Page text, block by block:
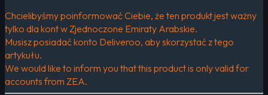
Chcielibyśmy poinformować Ciebie, że ten produkt jest ważny
tylko dla kont w Zjednoczone Emiraty Arabskie.
Musisz posiadać konto Deliveroo, aby skorzystać z tego
artykułu.
We would like to inform you that this product is only valid for
accounts from ZEA.